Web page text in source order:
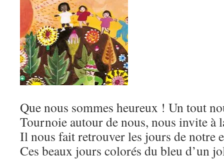
Que nous sommes heureux ! Un tout
Tournoie autour de nous, nous invite à
Il nous fait retrouver les jours de notre
Ces beaux jours colorés du bleu d’un